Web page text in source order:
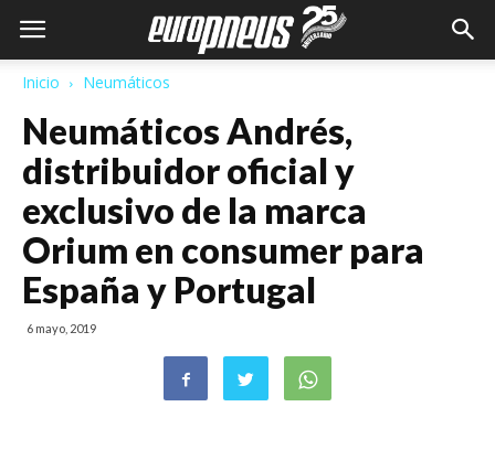
Inicio Neumáticos
Neumáticos Andrés,
distribuidor oficial y
exclusivo de la marca
Orium en consumer para
España y Portugal
6 mayo, 2019